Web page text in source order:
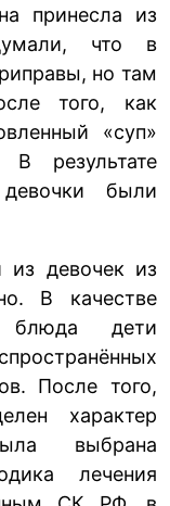
принесла из
что в
но там
того, как
«суп»
результате
были
из девочек из
В качестве
блюда дети
После того,
характер
выбрана
лечения